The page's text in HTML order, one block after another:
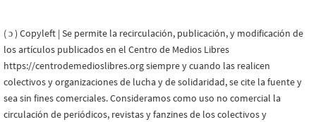
( ɔ ) Copyleft | Se permite la recirculación, publicación, y modificación de
los artículos publicados en el Centro de Medios Libres
https://centrodemedioslibres.org siempre y cuando las realicen
colectivos y organizaciones de lucha y de solidaridad, se cite la fuente y
sea sin fines comerciales. Consideramos como uso no comercial la
circulación de periódicos, revistas y fanzines de los colectivos y